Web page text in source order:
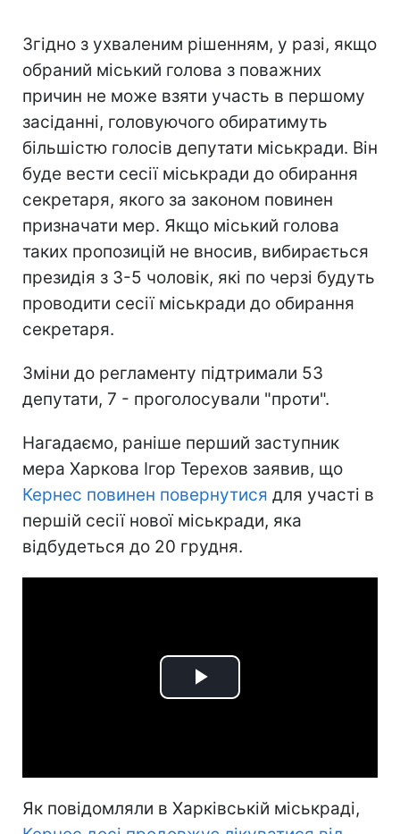
Згідно з ухваленим рішенням, у разі, якщо
обраний міський голова з поважних
причин не може взяти участь в першому
засіданні, головуючого обиратимуть
більшістю голосів депутати міськради. Він
буде вести сесії міськради до обирання
секретаря, якого за законом повинен
призначати мер. Якщо міський голова
таких пропозицій не вносив, вибирається
президія з 3-5 чоловік, які по черзі будуть
проводити сесії міськради до обирання
секретаря.
Зміни до регламенту підтримали 53
депутати, 7 - проголосували "проти".
Нагадаємо, раніше перший заступник
мера Харкова Ігор Терехов заявив, що
Кернес повинен повернутися для участі в
першій сесії нової міськради, яка
відбудеться до 20 грудня.
Play
Як повідомляли в Харківській міськраді,